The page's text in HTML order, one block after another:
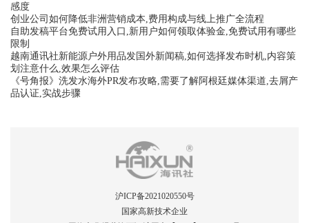
感度
创业公司如何降低非洲营销成本,费用构成与线上推广全流程
自助发稿平台免费试用入口,新用户如何领取体验金,免费试用有哪些
限制
越南通讯社新能源户外用品发国外新闻稿,如何选择发布时机,内容策
划注意什么,效果怎么评估
《号角报》洗发水海外PR发布攻略,需要了解阿根廷媒体渠道,去屑产
品认证,实战步骤
沪ICP备2021020550号
国家高新技术企业